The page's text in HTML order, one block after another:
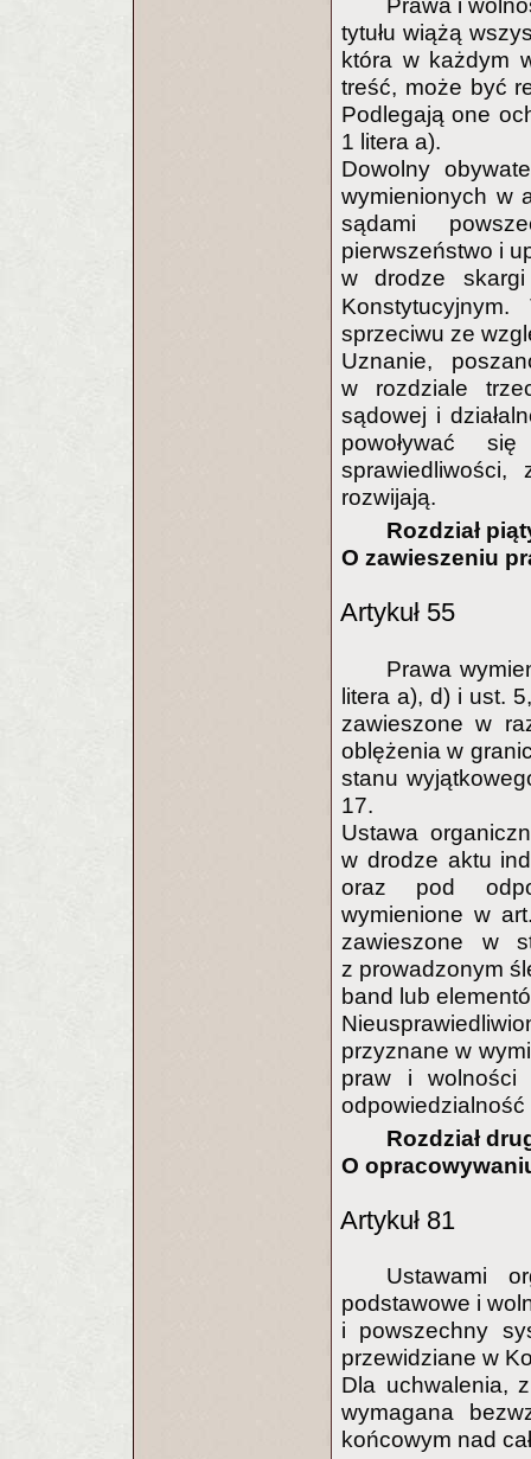
Prawa i
tytułu wiążą
która w każdym
treść, może być
Podlegają one
1 litera a).
Dowolny
wymienionych w
sądami
pierwszeństwo i
w drodze
sprzeciwu ze
Uznanie,
w rozdziale
sądowej i
powoływać
rozwijają.
Rozdział
O zawieszeniu
Artykuł 55
Prawa
litera a), d) i ust.
zawieszone w
oblężenia w
stanu
17.
Ustawa
w drodze aktu
oraz pod
wymienione w
zawieszone w
z prowadzonym
band lub
przyznane w
praw i wolności
odpowiedzialność
Rozdział
O
Artykuł 81
Ustawami
podstawowe i
i powszechny
przewidziane w
Dla uchwalenia,
wymagana
końcowym nad